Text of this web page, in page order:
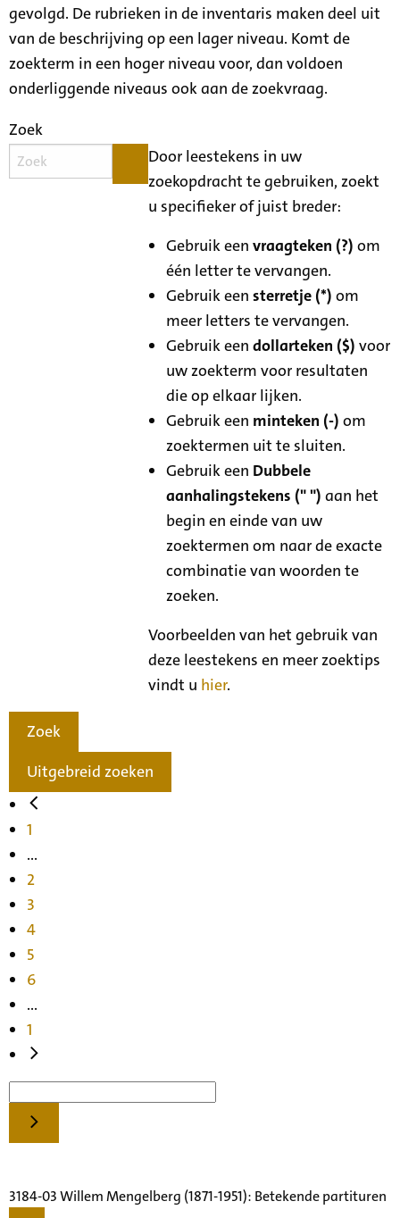
gevolgd. De rubrieken in de inventaris maken deel uit
van de beschrijving op een lager niveau. Komt de
zoekterm in een hoger niveau voor, dan voldoen
onderliggende niveaus ook aan de zoekvraag.
Zoek
Door leestekens in uw
zoekopdracht te gebruiken, zoekt
u specifieker of juist breder:
Gebruik eenvraagteken (?) om
één letter te vervangen.
Gebruik eensterretje (*) om
meer letters te vervangen.
Gebruik eendollarteken ($) voor
uw zoekterm voor resultaten
die op elkaar lijken.
Gebruik een minteken (-) om
zoektermen uit te sluiten.
Gebruik een Dubbele
aanhalingstekens (" ") aan het
begin en einde van uw
zoektermen om naar de exacte
combinatie van woorden te
zoeken.
Voorbeelden van het gebruik van
deze leestekens en meer zoektips
vindt u hier.
Zoek
Uitgebreid zoeken
1
...
2
3
4
5
6
...
1
3184-03 Willem Mengelberg (1871-1951): Betekende partituren